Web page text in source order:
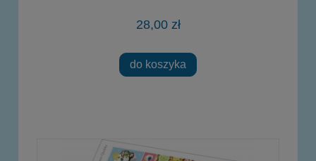
28,00 zł
do koszyka